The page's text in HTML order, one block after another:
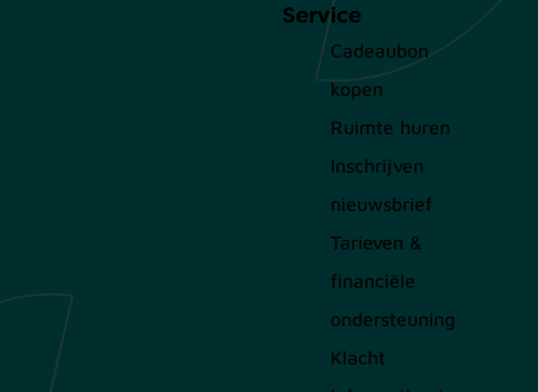
Service
Cadeaubon
kopen
Ruimte huren
Inschrijven
nieuwsbrief
Tarieven &
financiële
ondersteuning
Klacht